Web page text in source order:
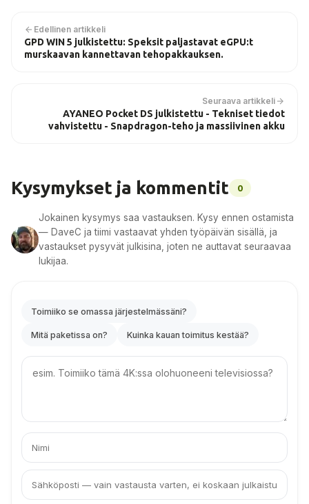
Edellinen artikkeli
GPD WIN 5 julkistettu: Speksit paljastavat eGPU:t
murskaavan kannettavan tehopakkauksen.
Seuraava artikkeli
AYANEO Pocket DS julkistettu - Tekniset tiedot
vahvistettu - Snapdragon-teho ja massiivinen akku
Kysymykset ja kommentit 0
Jokainen kysymys saa vastauksen. Kysy ennen ostamista
— DaveC ja tiimi vastaavat yhden työpäivän sisällä, ja
vastaukset pysyvät julkisina, joten ne auttavat seuraavaa
lukijaa.
Toimiiko se omassa järjestelmässäni?
Mitä paketissa on? Kuinka kauan toimitus kestää?
question
Nimesi
Sähköpostisi